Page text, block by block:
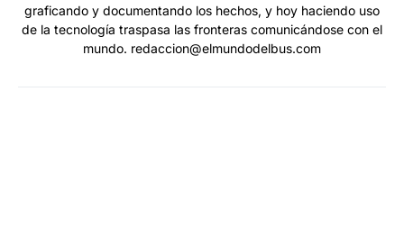
graficando y documentando los hechos, y hoy haciendo uso
de la tecnología traspasa las fronteras comunicándose con el
mundo. redaccion@elmundodelbus.com